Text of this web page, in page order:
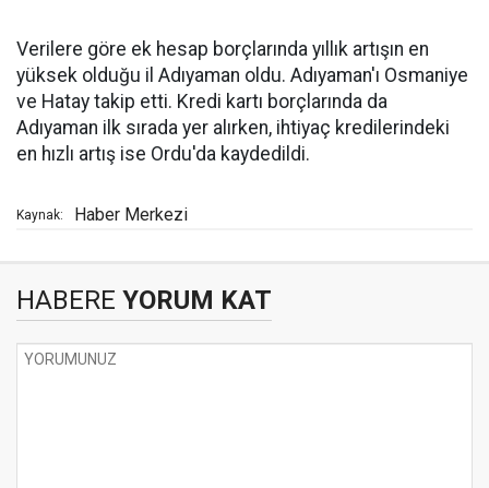
Verilere göre ek hesap borçlarında yıllık artışın en
yüksek olduğu il Adıyaman oldu. Adıyaman'ı Osmaniye
ve Hatay takip etti. Kredi kartı borçlarında da
Adıyaman ilk sırada yer alırken, ihtiyaç kredilerindeki
en hızlı artış ise Ordu'da kaydedildi.
Kaynak: Haber Merkezi
HABERE YORUM KAT